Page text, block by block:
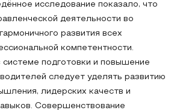
исследование показало, что
деятельности во
развития всех
компетентности.
подготовки и повышение
следует уделять развитию
лидерских качеств и
Совершенствование